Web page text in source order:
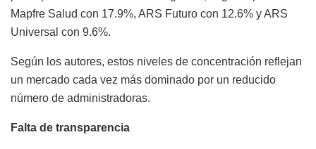
Mapfre Salud con 17.9%, ARS Futuro con 12.6% y ARS
Universal con 9.6%.
Según los autores, estos niveles de concentración reflejan
un mercado cada vez más dominado por un reducido
número de administradoras.
Falta de transparencia